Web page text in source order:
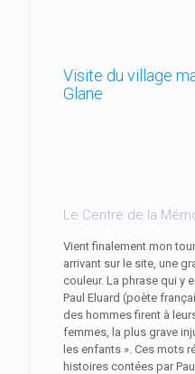
Visite du village
Glane
Le Centre de la
Vient finalement mon
arrivant sur le site, une
couleur. La phrase qui y
Paul Eluard (poète
des hommes firent à
femmes, la plus grave
les enfants ». Ces mots
histoires contées par